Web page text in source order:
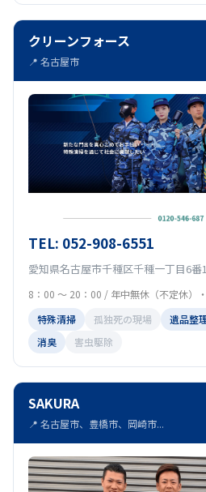
クリーンフォース
📍 名古屋市
TEL: 052-908-6551
愛知県名古屋市千種区千種一丁目6番
8：00 ～ 20：00 / 年中無休（不定休）
特殊清掃
孤独死の現場 遺品整
消臭
害虫駆除
SAKURA
📍 名古屋市、豊橋市、岡崎市...